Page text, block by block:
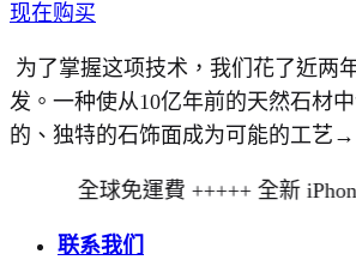
现在购买
为了掌握这项技术，我们花了近两
发。一种使从10亿年前的天然石材
的、独特的石饰面成为可能的工艺→
全球免運費 +++++ 全新
联系我们